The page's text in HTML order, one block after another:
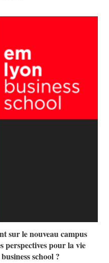
sur le nouveau campus
perspectives pour la vie
school ?